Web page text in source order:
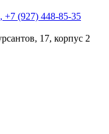
+7 (927) 448-85-35
17, корпус 2